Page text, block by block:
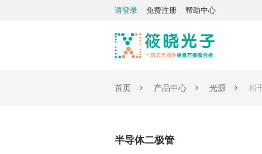
请登录 免费注册 帮助中心
首页 产品中心 光源 相
半导体二极管